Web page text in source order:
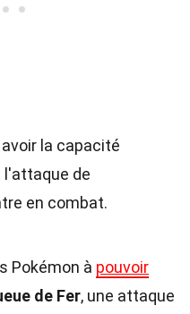
la capacité
l'attaque de
en combat.
Pokémon à pouvoir
de Fer, une attaque